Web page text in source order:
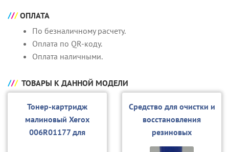
ОПЛАТА
По безналичному расчету.
Оплата по QR-коду.
Оплата наличными.
ТОВАРЫ К ДАННОЙ МОДЕЛИ
Тонер-картридж
малиновый Xerox
006R01177 для
Средство для очистки и
восстановления
резиновых
поверхностей Katun